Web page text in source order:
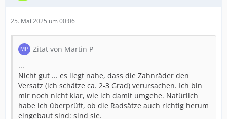
25. Mai 2025 um 00:06
Zitat von Martin P
...
Nicht gut ... es liegt nahe, dass die Zahnräder den
Versatz (ich schätze ca. 2-3 Grad) verursachen. Ich bin
mir noch nicht klar, wie ich damit umgehe. Natürlich
habe ich überprüft, ob die Radsätze auch richtig herum
eingebaut sind: sind sie.